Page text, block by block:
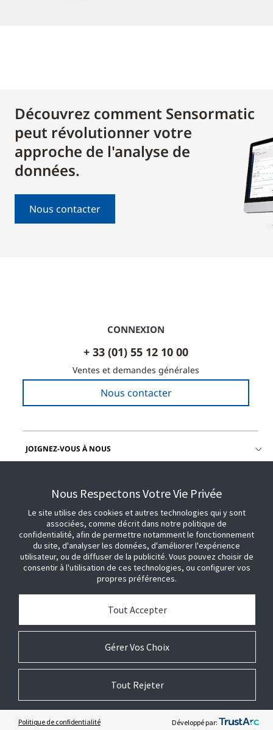
Découvrez comment Sensormatic
peut révolutionner votre
approche de l'analyse de
données.
Nous contacter
CONNEXION
+ 33 (01) 55 12 10 00
Ventes et demandes générales
Nous contacter
JOIGNEZ-VOUS À NOUS
© 2026 Johnson Controls. Tous droits réservés .
Informations
Paramètres de
Termes
techniques
Nous Respectons Votre Vie Privée
Le site utilise des cookies et autres technologies qui y sont
associées, comme décrit dans notre politique de
confidentialité, afin de permettre notamment le fonctionnement
du site, d'analyser les données, d'améliorer l'expérience
utilisateur, ou de diffuser de la publicité. Vous pouvez choisir de
consentir à l'utilisation de ces technologies, ou configurer vos
propres préférences.
Gérer Vos Choix
Tout Accepter
Tout Rejeter
Politique de confidentialité Développé par:
Préférences
de cookies